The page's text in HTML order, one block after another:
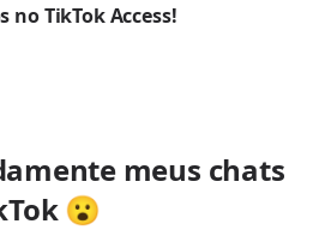
no TikTok Access!
meus chats
😮